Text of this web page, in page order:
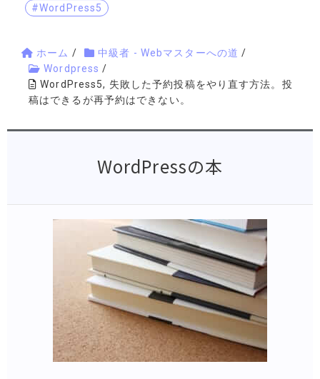
#WordPress5
ホーム / 中級者 - Webマスターへの道 /
Wordpress /
WordPress5, 失敗した予約投稿をやり直す方法。投
稿はできるが再予約はできない。
WordPressの本